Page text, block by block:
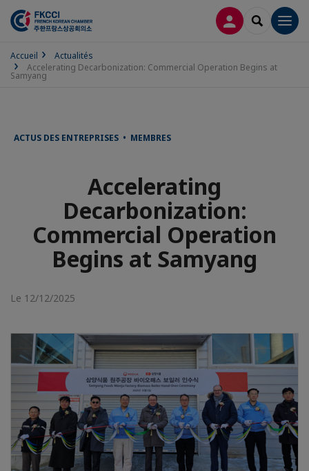
CONNEXION
Accueil
Actualités
Accelerating Decarbonization: Commercial Operation Begins at
Samyang
ACTUS DES ENTREPRISES • MEMBRES
Accelerating
Decarbonization:
Commercial Operation
Begins at Samyang
Le 12/12/2025